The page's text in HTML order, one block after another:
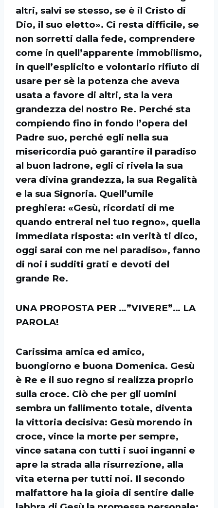
altri, salvi se stesso, se è il Cristo di
Dio, il suo eletto». Ci resta difficile, se
non sorretti dalla fede, comprendere
come in quell’apparente immobilismo,
in quell’esplicito e volontario rifiuto di
usare per sè la potenza che aveva
usata a favore di altri, sta la vera
grandezza del nostro Re. Perché sta
compiendo fino in fondo l’opera del
Padre suo, perché egli nella sua
misericordia può garantire il paradiso
al buon ladrone, egli ci rivela la sua
vera divina grandezza, la sua Regalità
e la sua Signoria. Quell’umile
preghiera: «Gesù, ricordati di me
quando entrerai nel tuo regno», quella
immediata risposta: «In verità ti dico,
oggi sarai con me nel paradiso», fanno
di noi i sudditi grati e devoti del
grande Re.
UNA PROPOSTA PER …”VIVERE”… LA
PAROLA!
Carissima amica ed amico,
buongiorno e buona Domenica. Gesù
è Re e il suo regno si realizza proprio
sulla croce. Ciò che per gli uomini
sembra un fallimento totale, diventa
la vittoria decisiva: Gesù morendo in
croce, vince la morte per sempre,
vince satana con tutti i suoi inganni e
apre la strada alla risurrezione, alla
vita eterna per tutti noi. Il secondo
malfattore ha la gioia di sentire dalle